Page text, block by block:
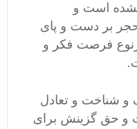
نشده است و
بر دست و پای
فرصت فکر و
و شناخت و تعادل
و حق گزینش برای